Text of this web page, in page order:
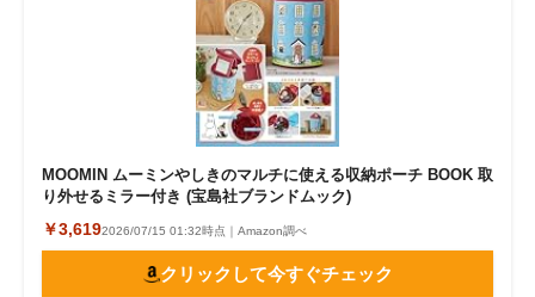
MOOMIN ムーミンやしきのマルチに使える収納ポーチ BOOK 取
り外せるミラー付き (宝島社ブランドムック)
￥3,6192026/07/15 01:32時点｜Amazon調べ
クリックして今すぐチェック